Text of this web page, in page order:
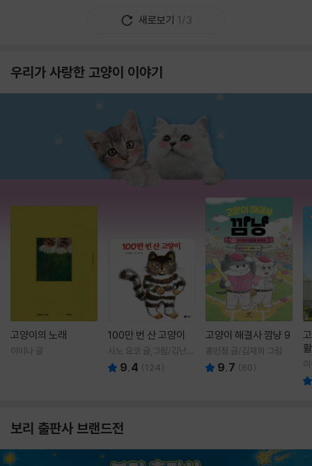
새로보기 1/3
우리가 사랑한 고양이 이야기
고양이의 노래
이미나 글
100만 번 산 고양이
사노 요코 글,그림/김난주
역 9.4 (124)
고양이 해결사 깜냥 9
홍민정 글/김재희 그림
9.7 (60)
보리 출판사 브랜드전